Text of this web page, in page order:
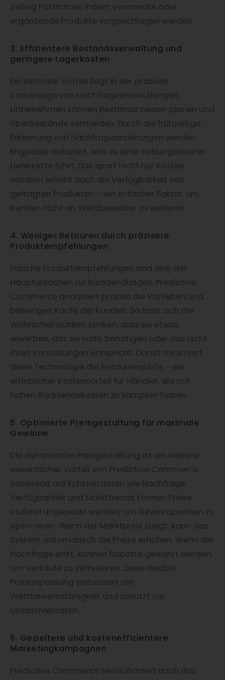
Selling Potenziale, indem verwandte oder
ergänzende Produkte vorgeschlagen werden.
3. Effizientere Bestandsverwaltung und
geringere Lagerkosten
Ein zentraler Vorteil liegt in der präzisen
Vorhersage von Nachfrageentwicklungen.
Unternehmen können Bestände besser planen und
Überbestände vermeiden. Durch die frühzeitige
Erkennung von Nachfrageänderungen werden
Engpässe reduziert, was zu einer reibungsloseren
Lieferkette führt. Das spart nicht nur Kosten,
sondern erhöht auch die Verfügbarkeit von
gefragten Produkten – ein kritischer Faktor, um
Kunden nicht an Wettbewerber zu verlieren.
4. Weniger Retouren durch präzisere
Produktempfehlungen
Falsche Produktempfehlungen sind eine der
Hauptursachen für Rücksendungen. Predictive
Commerce analysiert präzise die Vorlieben und
bisherigen Käufe der Kunden. So lässt sich die
Wahrscheinlichkeit senken, dass sie etwas
erwerben, das sie nicht benötigen oder das nicht
ihren Vorstellungen entspricht. Damit minimiert
diese Technologie die Retourenquote – ein
erheblicher Kostenvorteil für Händler, die mit
hohen Rücksendekosten zu kämpfen haben.
5. Optimierte Preisgestaltung für maximale
Gewinne
Die dynamische Preisgestaltung ist ein weiterer
wesentlicher Vorteil von Predictive Commerce.
Basierend auf Echtzeitdaten wie Nachfrage,
Verfügbarkeit und Markttrends können Preise
laufend angepasst werden, um Gewinnspannen zu
optimieren. Wenn der Marktpreis steigt, kann das
System automatisch die Preise erhöhen. Wenn die
Nachfrage sinkt, können Rabatte gewährt werden,
um Verkäufe zu stimulieren. Diese flexible
Preisanpassung verbessert die
Wettbewerbsfähigkeit und schützt vor
Umsatzverlusten.
6. Gezieltere und kosteneffizientere
Marketingkampagnen
Predictive Commerce revolutioniert auch das